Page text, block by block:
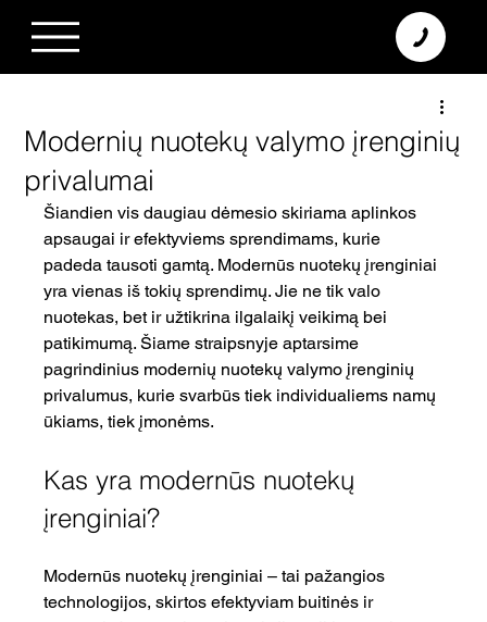
Modernių nuotekų valymo įrenginių
privalumai
Šiandien vis daugiau dėmesio skiriama aplinkos
apsaugai ir efektyviems sprendimams, kurie
padeda tausoti gamtą. Modernūs nuotekų įrenginiai
yra vienas iš tokių sprendimų. Jie ne tik valo
nuotekas, bet ir užtikrina ilgalaikį veikimą bei
patikimumą. Šiame straipsnyje aptarsime
pagrindinius modernių nuotekų valymo įrenginių
privalumus, kurie svarbūs tiek individualiems namų
ūkiams, tiek įmonėms.
Kas yra modernūs nuotekų
įrenginiai?
Modernūs nuotekų įrenginiai – tai pažangios
technologijos, skirtos efektyviam buitinės ir